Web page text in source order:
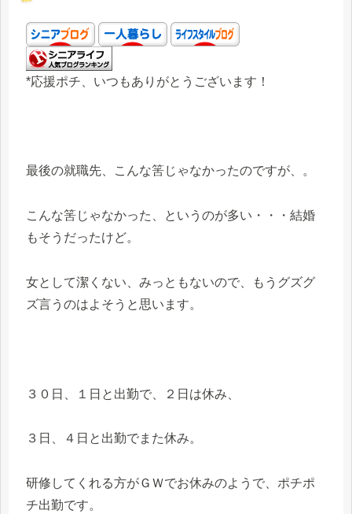
*応援ポチ、いつもありがとうございます！
最後の就職先、こんな筈じゃなかったのですが、。
こんな筈じゃなかった、というのが多い・・・結婚
もそうだったけど。
女として潔くない、みっともないので、もうグズグ
ズ言うのはよそうと思います。
３０日、１日と出勤で、２日は休み、
３日、４日と出勤でまた休み。
研修してくれる方がＧＷでお休みのようで、ポチポ
チ出勤です。